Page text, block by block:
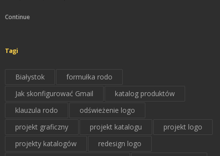
Continue
Tagi
Białystok
formułka rodo
Jak skonfigurować Gmail
katalog produktów
klauzula rodo
odświeżenie logo
projekt graficzny
projekt katalogu
projekt logo
projekty katalogów
redesign logo